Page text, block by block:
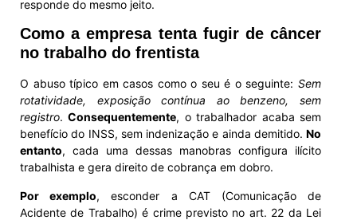
responde do mesmo jeito.
Como a empresa tenta fugir de câncer
no trabalho do frentista
O abuso típico em casos como o seu é o seguinte: Sem
rotatividade, exposição contínua ao benzeno, sem
registro.Consequentemente, o trabalhador acaba sem
benefício do INSS, sem indenização e ainda demitido. No
entanto, cada uma dessas manobras configura ilícito
trabalhista e gera direito de cobrança em dobro.
Por exemplo, esconder a CAT (Comunicação de
Acidente de Trabalho) é crime previsto no art. 22 da Lei